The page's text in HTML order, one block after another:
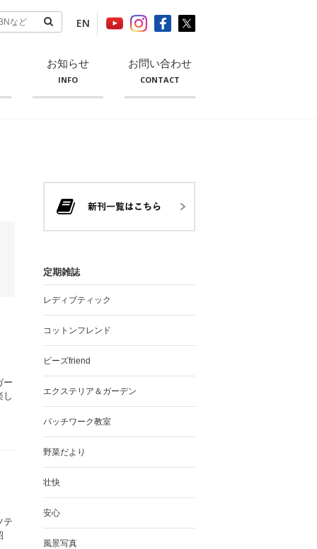
EN
お知らせ
INFO
お問い合わせ
CONTACT
ー
し
テ
定期雑誌
レディブティック
コットンフレンド
ビーズfriend
エクステリア＆ガーデン
パッチワーク教室
野菜だより
壮快
安心
風景写真